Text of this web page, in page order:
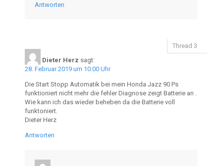
Antworten
Dieter Herz sagt:
28. Februar 2019 um 10:00 Uhr
Die Start Stopp Automatik bei mein Honda Jazz 90 Ps
funktioniert nicht mehr die fehler Diagnose zeigt Batterie an .
Wie kann ich das wieder beheben da die Batterie voll
funktoniert.
Dieter Herz
Antworten